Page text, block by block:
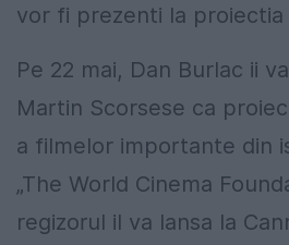
vor fi prezenti la proiectia
Pe 22 mai, Dan Burlac ii
Martin Scorsese ca
a filmelor importante din
„The World Cinema
regizorul il va lansa la